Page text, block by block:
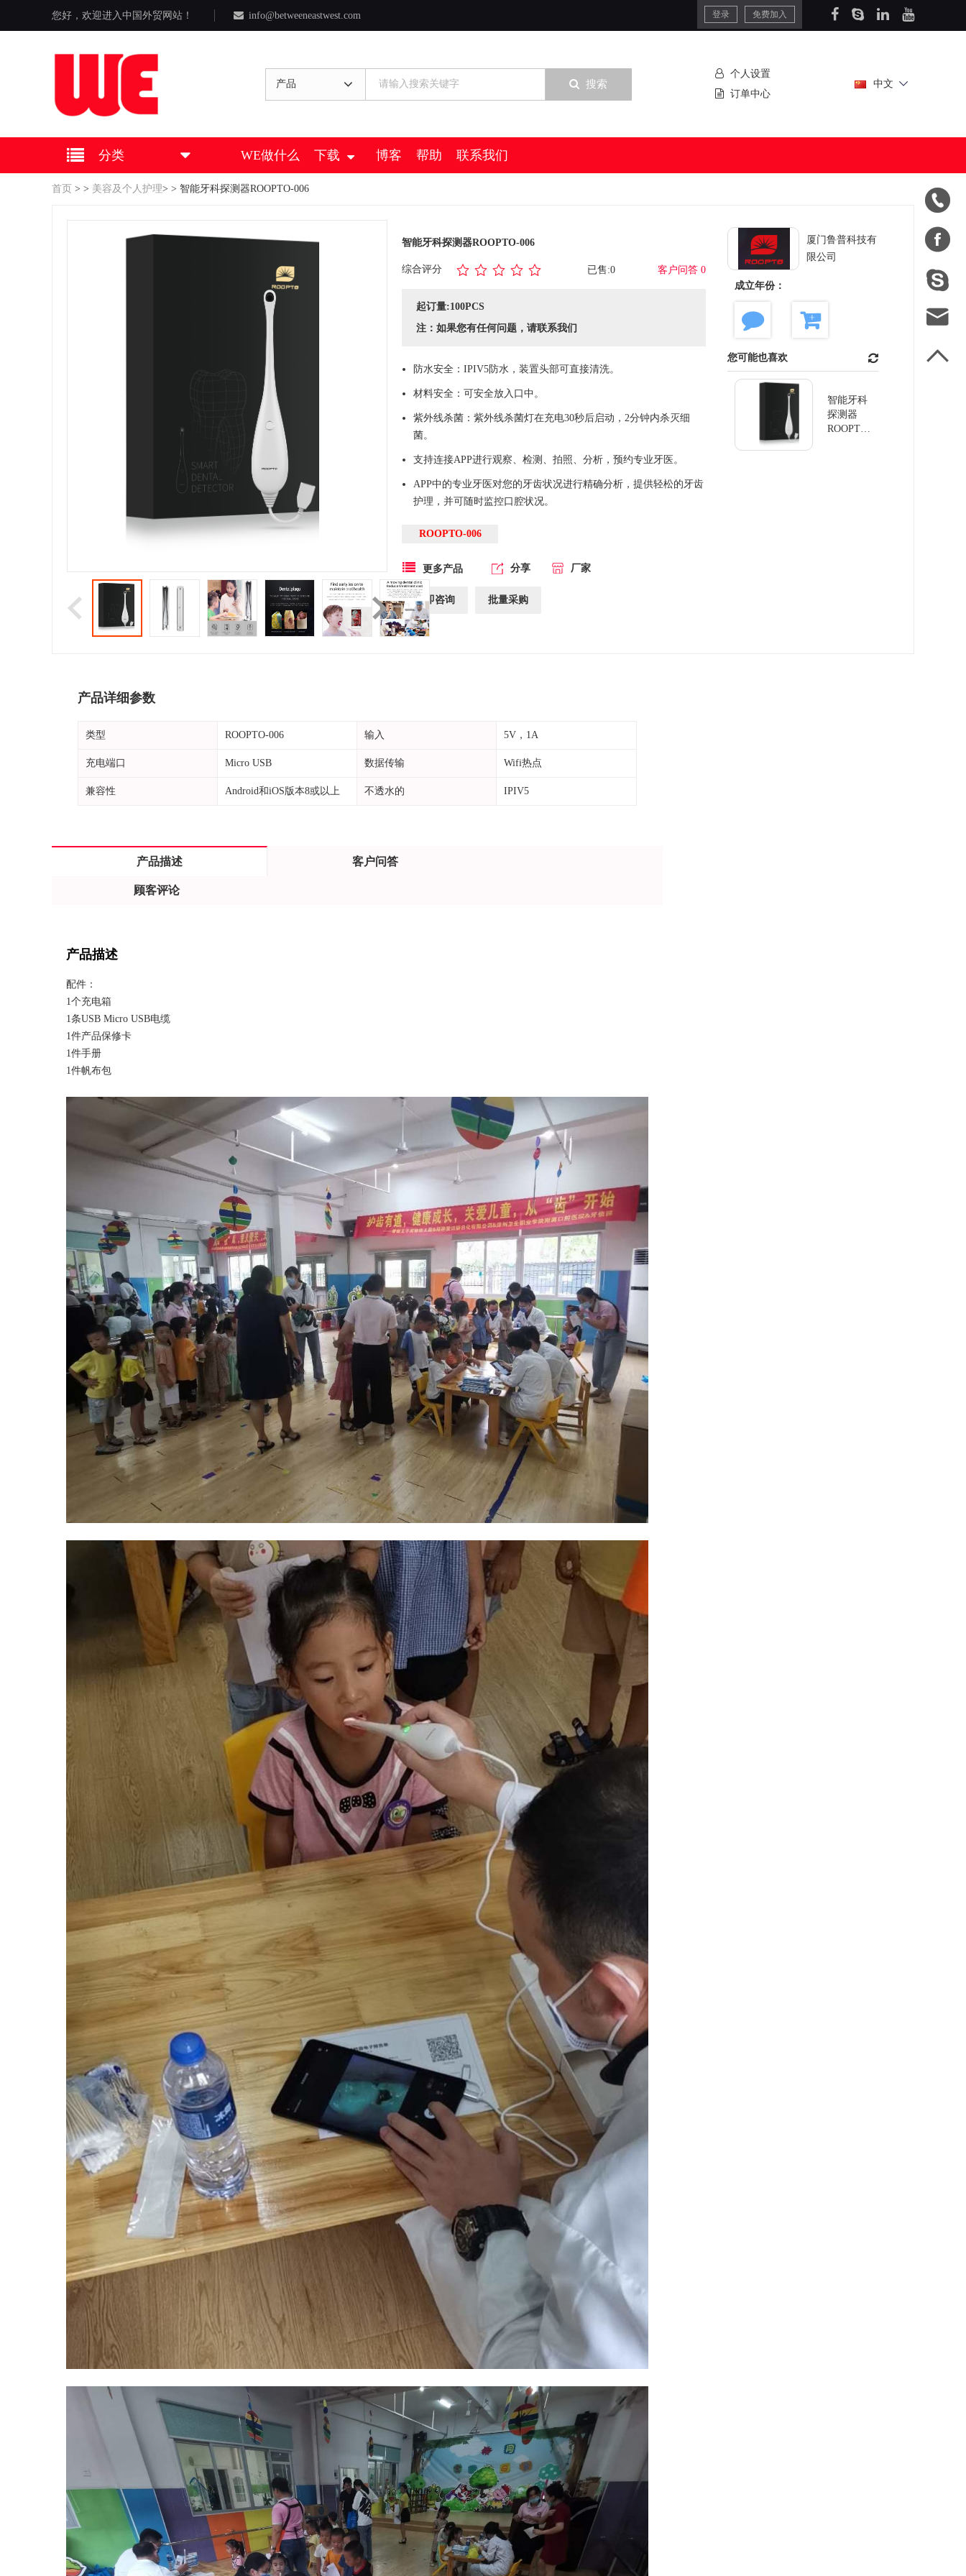
您好，欢迎进入中国外贸网站！ info@betweeneastwest.com 登录 免费加入





产品 搜索
个人设置
订单中心
中文
分类 WE做什么 下载 博客 帮助 联系我们
首页 > > 美容及个人护理> > 智能牙科探测器ROOPTO-006
智能牙科探测器ROOPTO-006
综合评分 已售:0 客户问答 0
起订量:100PCS
注：如果您有任何问题，请联系我们
防水安全：IPIV5防水，装置头部可直接清洗。
材料安全：可安全放入口中。
紫外线杀菌：紫外线杀菌灯在充电30秒后启动，2分钟内杀灭细
菌。
支持连接APP进行观察、检测、拍照、分析，预约专业牙医。
APP中的专业牙医对您的牙齿状况进行精确分析，提供轻松的牙齿
护理，并可随时监控口腔状况。
ROOPTO-006
更多产品 分享 厂家
立即咨询 批量采购
厦门鲁普科技有
限公司
成立年份：
您可能也喜欢
智能牙科
探测器
ROOPTO-
产品详细参数
类型 ROOPTO-006 输入 5V，1A
充电端口 Micro USB 数据传输 Wifi热点
兼容性 Android和iOS版本8或以上 不透水的 IPIV5
产品描述 客户问答
顾客评论
产品描述
配件：
1个充电箱
1条USB Micro USB电缆
1件产品保修卡
1件手册
1件帆布包